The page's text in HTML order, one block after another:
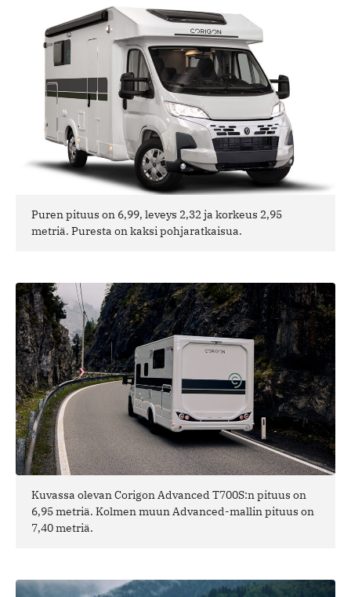
Puren pituus on 6,99, leveys 2,32 ja korkeus 2,95
metriä. Puresta on kaksi pohjaratkaisua.
Kuvassa olevan Corigon Advanced T700S:n pituus on
6,95 metriä. Kolmen muun Advanced-mallin pituus on
7,40 metriä.